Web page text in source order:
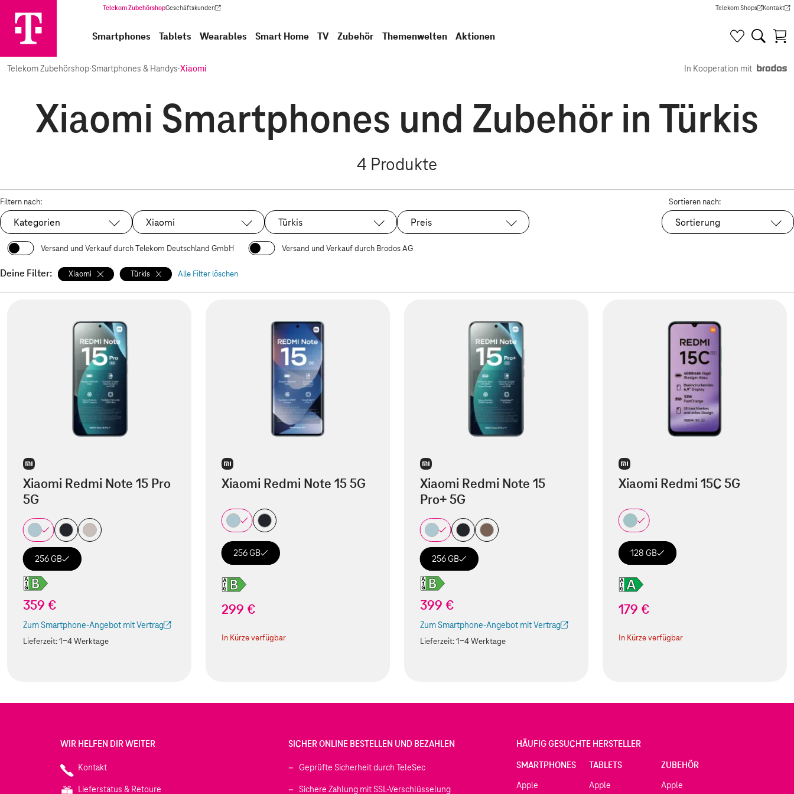
Telekom ZubehörshopGeschäftskunden
(Wird in einem neuen Tab geöffnet) Telekom Shops
(Wird in einem neuen Tab
Kontakt
(Wird in
Smartphones Tablets Wearables Smart Home TV Zubehör Themenwelten Aktionen
Telekom Zubehörshop·Smartphones & Handys·Xiaomi In Kooperation mit
Xiaomi Smartphones und Zubehör in Türkis
4 Produkte
Filtern nach:
Kategorien Ausgewählt:
Xiaomi Ausgewählt:
Türkis Preis
Sortieren nach:
Sortierung
Versand und Verkauf durch Telekom Deutschland GmbH Versand und Verkauf durch Brodos AG
Deine Filter: Xiaomi Türkis Alle Filter löschen
Xiaomi Redmi Note 15 Pro
5G
256 GB
359 €
Zum Smartphone-Angebot mit Vertrag
(Der Link wird in einem neuen Tab geöffnet)
Lieferzeit:1-4 Werktage
Xiaomi Redmi Note 15 5G
256 GB
299 €
In Kürze verfügbar
Xiaomi Redmi Note 15
Pro+ 5G
256 GB
399 €
Zum Smartphone-Angebot mit Vertrag
(Der Link wird in einem neuen Tab geöffnet)
Lieferzeit:1-4 Werktage
Xiaomi Redmi 15C 5G
128 GB
179 €
In Kürze verfügbar
WIR HELFEN DIR WEITER
Kontakt
Lieferstatus & Retoure
SICHER ONLINE BESTELLEN UND BEZAHLEN
Geprüfte Sicherheit durch TeleSec
Sichere Zahlung mit SSL-Verschlüsselung
HÄUFIG GESUCHTE HERSTELLER
SMARTPHONES
Apple
TABLETS
Apple
ZUBEHÖR
Apple